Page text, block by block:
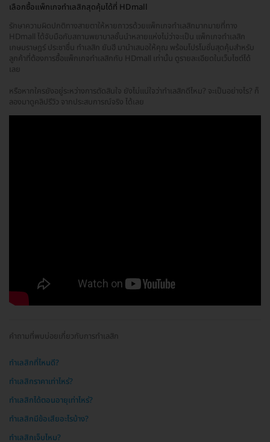
เลือกซื้อแพ็กเกจทำเลสิกสุดคุ้มได้ที่ HDmall
รักษาความผิดปกติทางสายตาให้หายถาวรด้วยแพ็กเกจทำเลสิกมากมายที่ทาง
HDmall ได้จับมือกับสถานพยาบาลชั้นนำหลายแห่งไม่ว่าจะเป็น แพ็กเกจทำเลสิก
เกษมราษฎร์ ประชาชื่น ทำเลสิก ยันฮี มานำเสนอให้คุณ พร้อมโปรโมชั่นสุดคุ้มสำหรับ
ลูกค้าที่ต้องการซื้อแพ็กเกจทำเลสิกกับ HDmall เท่านั้น ดูรายละเอียดในเว็บไซต์ได้
เลย
หรือหากใครยังอยู่ระหว่างการตัดสินใจ ยังไม่แน่ใจว่าทำเลสิกดีไหม? จะเป็นอย่างไร? ก็
ลองมาดูคลิปรีวิว จากประสบการณ์จริง ได้เลย
คำถามที่พบบ่อยเกี่ยวกับการทำเลสิก
ทำเลสิกที่ไหนดี?
ทำเลสิกราคาเท่าไหร่?
ทำเลสิกได้ตอนอายุเท่าไหร่?
ทำเลสิกมีข้อเสียอะไรบ้าง?
ทำเลสิกเจ็บไหม?